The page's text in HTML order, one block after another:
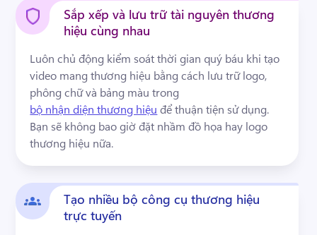
Dùng thử miễn phí
Sắp xếp và lưu trữ tài nguyên thương
hiệu cùng nhau
Luôn chủ động kiểm soát thời gian quý báu khi tạo
video mang thương hiệu bằng cách lưu trữ logo,
phông chữ và bảng màu trong
bộ nhận diện thương hiệu
Bạn sẽ không bao giờ đặt nhầm đồ họa hay logo
thương hiệu nữa.
Tạo nhiều bộ công cụ thương hiệu
trực tuyến